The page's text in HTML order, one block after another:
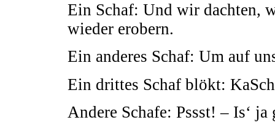
Ein Schaf: Und wir dachten,
wieder erobern.
Ein anderes Schaf: Um auf
Ein drittes Schaf blökt:
Andere Schafe: Pssst! – Is‘ ja